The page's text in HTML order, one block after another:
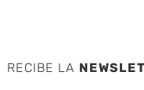
RECIBE LA